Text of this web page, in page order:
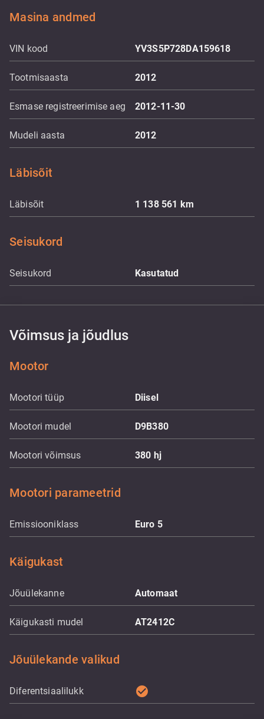
Masina andmed
VIN kood YV3S5P728DA159618
Tootmisaasta 2012
Esmase registreerimise aeg 2012-11-30
Mudeli aasta 2012
Läbisõit
Läbisõit 1 138 561 km
Seisukord
Seisukord Kasutatud
Võimsus ja jõudlus
Mootor
Mootori tüüp Diisel
Mootori mudel D9B380
Mootori võimsus 380 hj
Mootori parameetrid
Emissiooniklass Euro 5
Käigukast
Jõuülekanne Automaat
Käigukasti mudel AT2412C
Jõuülekande valikud
Diferentsiaalilukk check_circle